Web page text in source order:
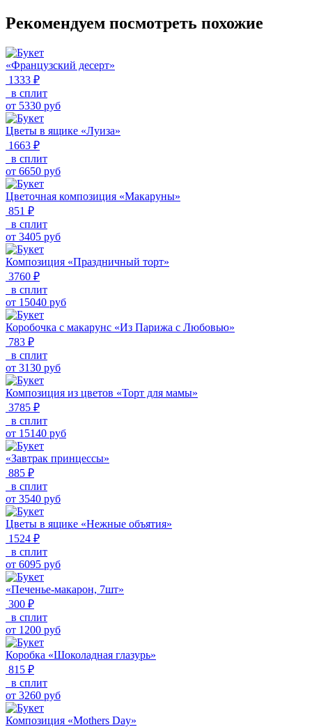
Рекомендуем посмотреть похожие
«Французский десерт»
1333 ₽
в сплит
от 5330 руб
Цветы в ящике «Луиза»
1663 ₽
в сплит
от 6650 руб
Цветочная композиция «Макаруны»
851 ₽
в сплит
от 3405 руб
Композиция «Праздничный торт»
3760 ₽
в сплит
от 15040 руб
Коробочка с макарунс «Из Парижа с Любовью»
783 ₽
в сплит
от 3130 руб
Композиция из цветов «Торт для мамы»
3785 ₽
в сплит
от 15140 руб
«Завтрак принцессы»
885 ₽
в сплит
от 3540 руб
Цветы в ящике «Нежные объятия»
1524 ₽
в сплит
от 6095 руб
«Печенье-макарон, 7шт»
300 ₽
в сплит
от 1200 руб
Коробка «Шоколадная глазурь»
815 ₽
в сплит
от 3260 руб
Композиция «Mothers Day»